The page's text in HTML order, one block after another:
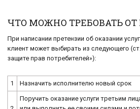
ЧТО МОЖНО ТРЕБОВАТЬ
При написании претензии об оказании
клиент может выбирать из следующего
защите прав потребителей»):
1 Назначить исполнителю новый срок
Поручить оказание услуги третьим